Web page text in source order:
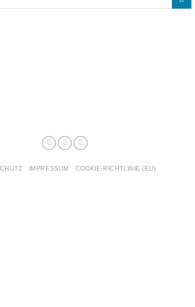
IMPRESSUM COOKIE-RICHTLINIE (EU)